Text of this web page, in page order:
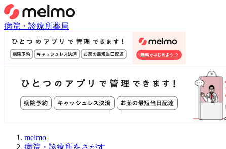
病院・診療所薬局
melmo
病院・診療所をさがす